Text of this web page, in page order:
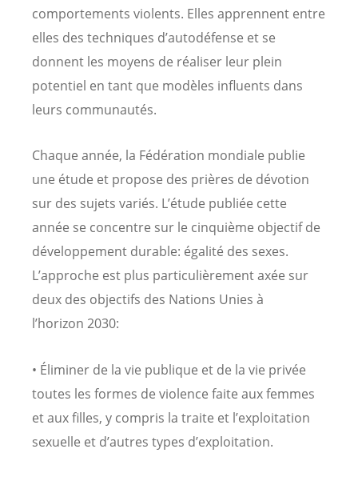
comportements violents. Elles apprennent entre
elles des techniques d’autodéfense et se
donnent les moyens de réaliser leur plein
potentiel en tant que modèles influents dans
leurs communautés.
Chaque année, la Fédération mondiale publie
une étude et propose des prières de dévotion
sur des sujets variés. L’étude publiée cette
année se concentre sur le cinquième objectif de
développement durable: égalité des sexes.
L’approche est plus particulièrement axée sur
deux des objectifs des Nations Unies à
l’horizon 2030:
• Éliminer de la vie publique et de la vie privée
toutes les formes de violence faite aux femmes
et aux filles, y compris la traite et l’exploitation
sexuelle et d’autres types d’exploitation.